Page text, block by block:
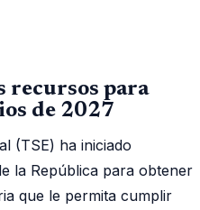
recursos para
de 2027
(TSE) ha iniciado
la República para obtener
que le permita cumplir